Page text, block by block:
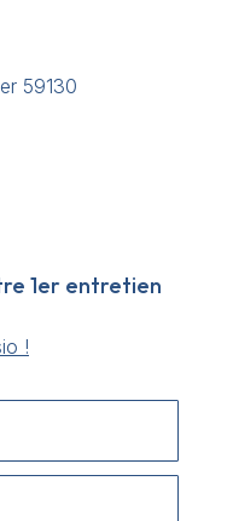
59130
1er entretien
!